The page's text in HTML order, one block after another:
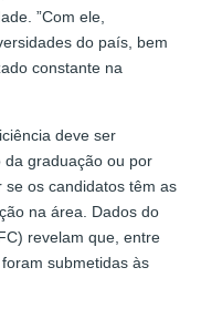
”Com ele,
do país, bem
constante na
deve ser
da graduação ou por
se os candidatos têm as
na área. Dados do
revelam que, entre
submetidas às